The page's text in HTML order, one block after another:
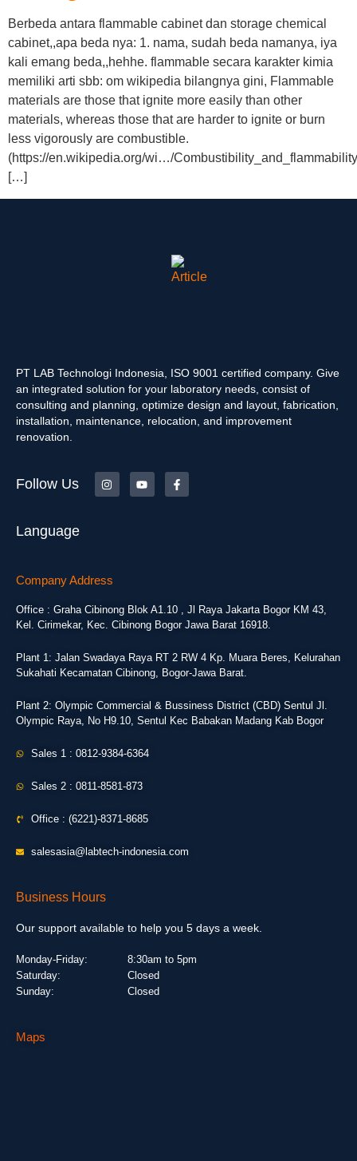
Berbeda antara flammable cabinet dan storage chemical
cabinet,,apa beda nya: 1. nama, sudah beda namanya, iya
kali emang beda,,hehhe. flammable secara karakter kimia
memiliki arti sbb: om wikipedia bilangnya gini, Flammable
materials are those that ignite more easily than other
materials, whereas those that are harder to ignite or burn
less vigorously are combustible.
(https://en.wikipedia.org/wi…/
[…]
PT LAB Technologi Indonesia, ISO 9001 certified company. Give
an integrated solution for your laboratory needs, consist of
consulting and planning, optimize design and layout, fabrication,
installation, maintenance, relocation, and improvement
renovation.
Follow Us
Language
Company Address
Office : Graha Cibinong Blok A1.10 , Jl Raya Jakarta Bogor KM 43,
Kel. Cirimekar, Kec. Cibinong Bogor Jawa Barat 16918.
Plant 1: Jalan Swadaya Raya RT 2 RW 4 Kp. Muara Beres, Kelurahan
Sukahati Kecamatan Cibinong, Bogor-Jawa Barat.
Plant 2: Olympic Commercial & Bussiness District (CBD) Sentul Jl.
Olympic Raya, No H9.10, Sentul Kec Babakan Madang Kab Bogor
Sales 1 : 0812-9384-6364
Sales 2 : 0811-8581-873
Office : (6221)-8371-8685
salesasia@labtech-indonesia.com
Business Hours
Our support available to help you 5 days a week.
Monday-Friday:
Saturday:
Sunday:
8:30am to 5pm
Closed
Closed
Maps